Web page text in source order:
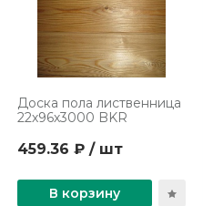
Доска пола лиственница
22х96х3000 BKR
459.36 ₽ / шт
В корзину